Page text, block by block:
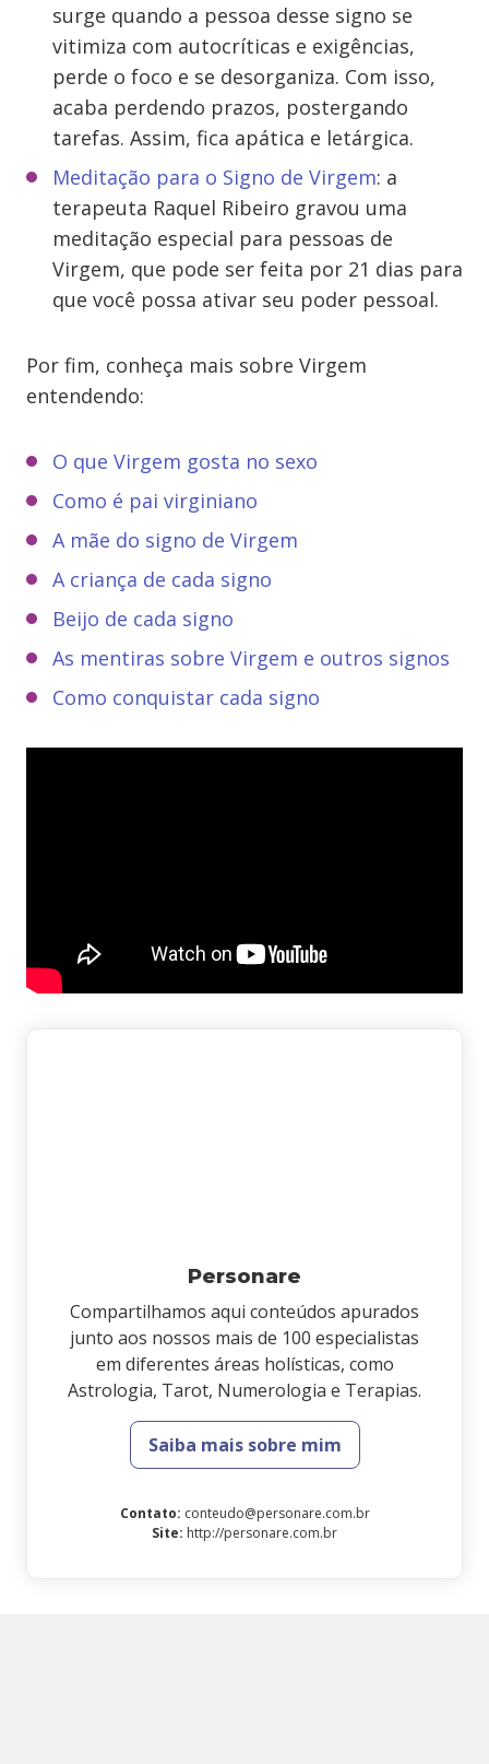
surge quando a pessoa desse signo se
vitimiza com autocríticas e exigências,
perde o foco e se desorganiza. Com isso,
acaba perdendo prazos, postergando
tarefas. Assim, fica apática e letárgica.
Meditação para o Signo de Virgem: a
terapeuta Raquel Ribeiro gravou uma
meditação especial para pessoas de
Virgem, que pode ser feita por 21 dias para
que você possa ativar seu poder pessoal.
Por fim, conheça mais sobre Virgem
entendendo:
O que Virgem gosta no sexo
Como é pai virginiano
A mãe do signo de Virgem
A criança de cada signo
Beijo de cada signo
As mentiras sobre Virgem e outros signos
Como conquistar cada signo
Personare
Compartilhamos aqui conteúdos apurados
junto aos nossos mais de 100 especialistas
em diferentes áreas holísticas, como
Astrologia, Tarot, Numerologia e Terapias.
Saiba mais sobre mim
Contato: conteudo@personare.com.br
Site: http://personare.com.br